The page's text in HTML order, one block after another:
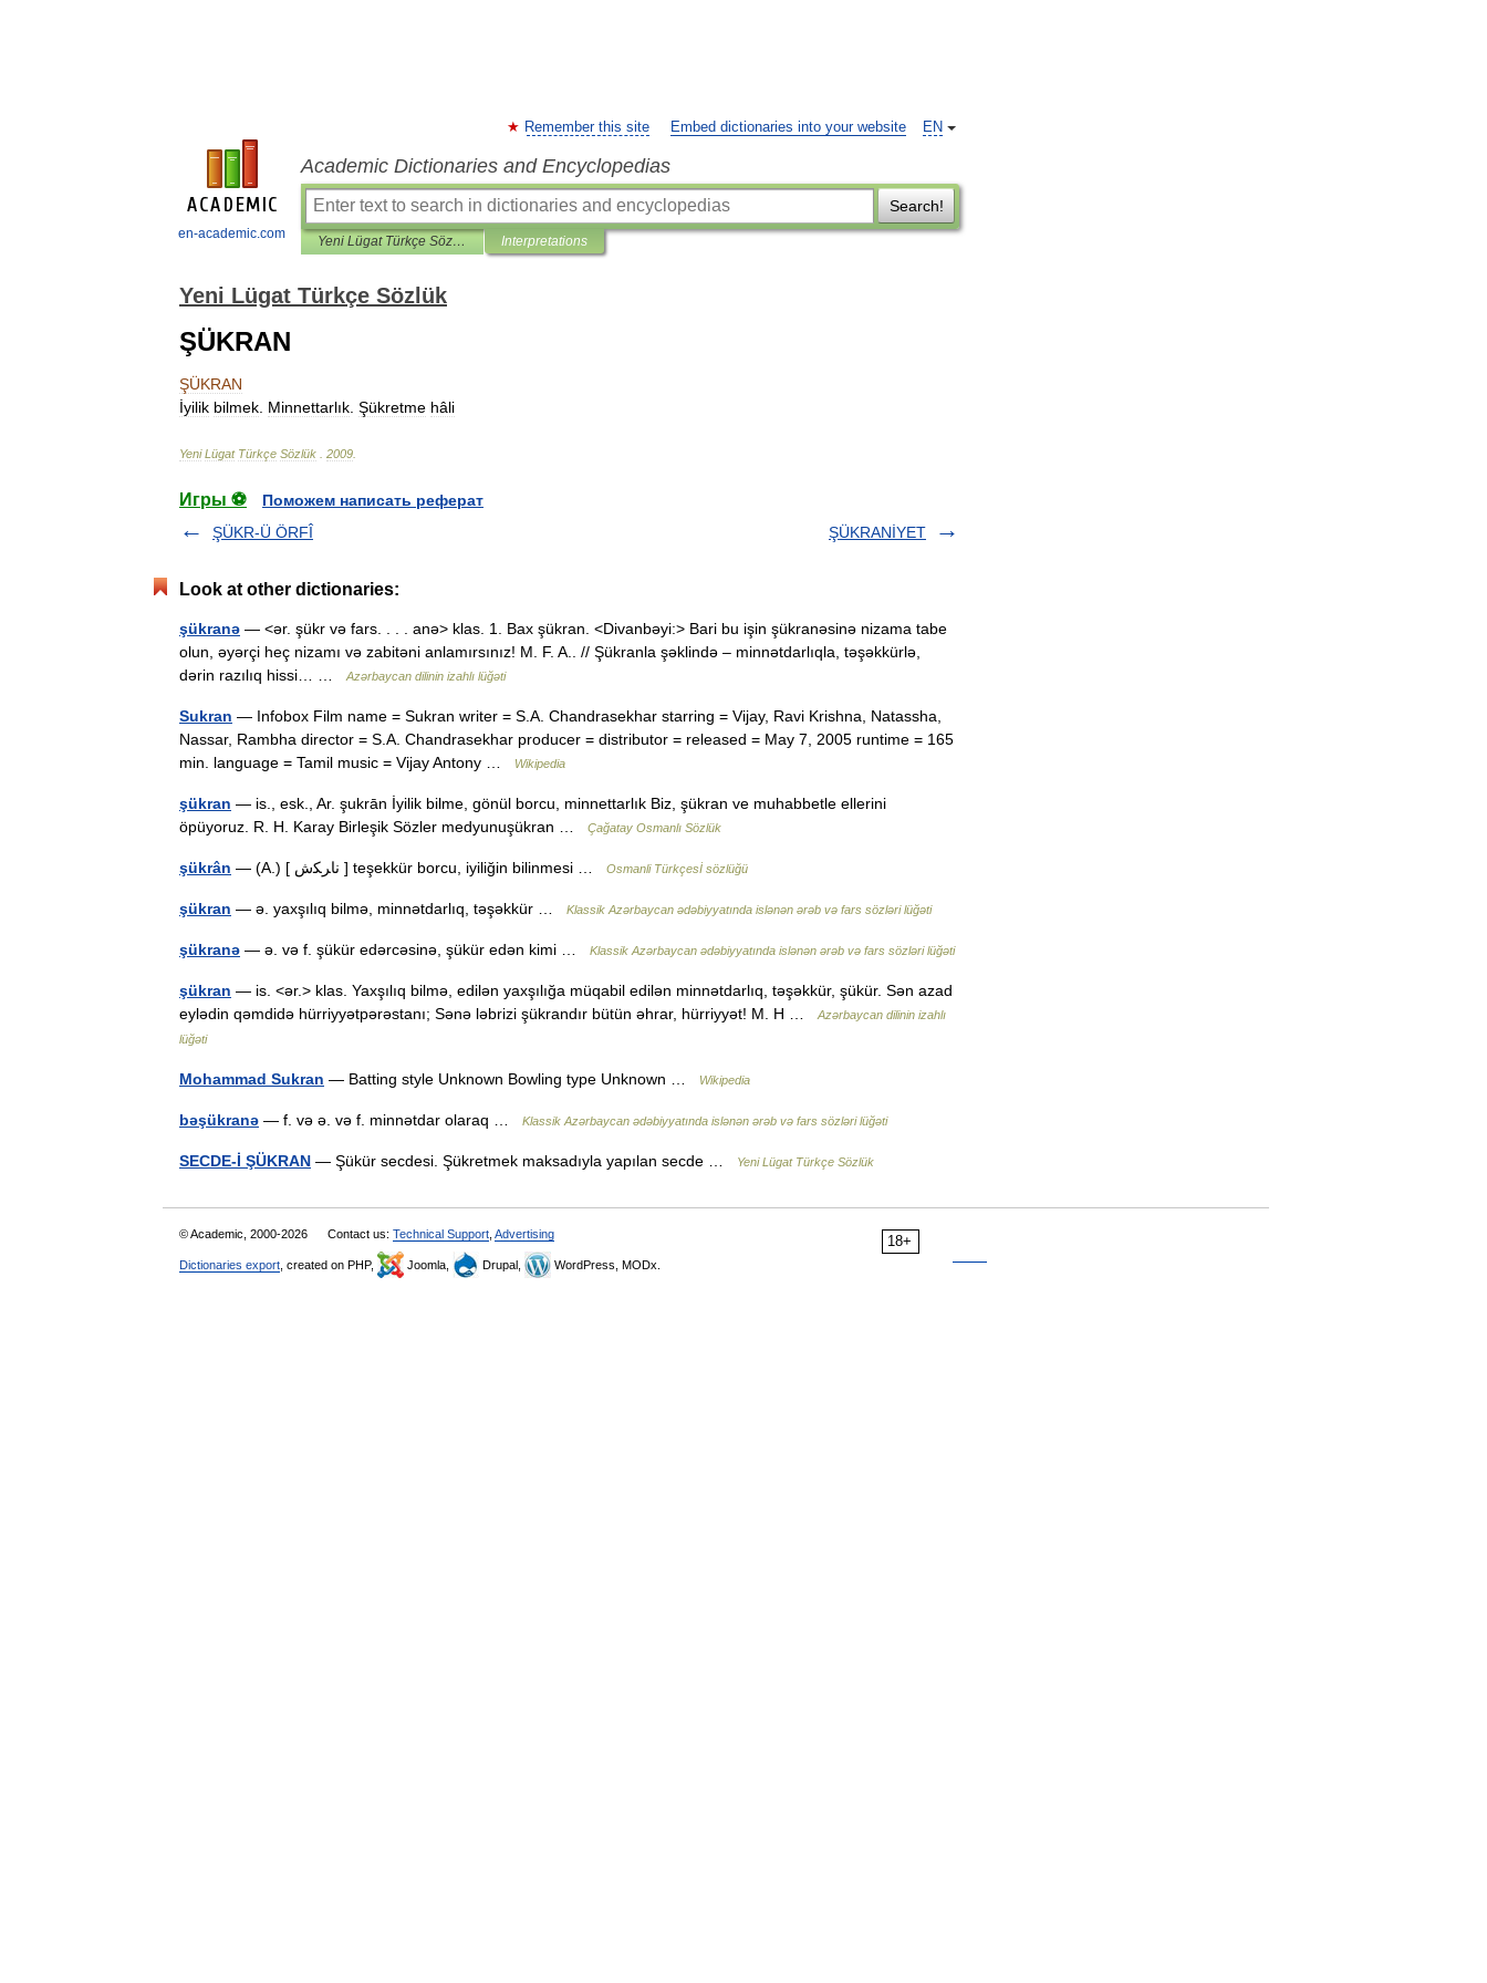
en-academic.com
EN
Remember this site Embed dictionaries into your website
Academic Dictionaries and Encyclopedias
Search!
Yeni Lügat Türkçe Sözlük Interpretations
Yeni Lügat Türkçe Sözlük
ŞÜKRAN
ŞÜKRAN
İyilik bilmek Minnettarlık Şükretme hâli
Yeni Lügat Türkçe Sözlük 2009
Игры ⚽
Поможем написать реферат
ŞÜKR-Ü ÖRFÎ
ŞÜKRANİYET
Look at other dictionaries:
şükranə — <ər. şükr və fars. . . . anə> klas. 1. Bax şükran. <Divanbəyi:> Bari bu işin şükranəsinə nizama tabe
olun, əyərçi heç nizamı və zabitəni anlamırsınız! M. F. A.. // Şükranla şəklində – minnətdarlıqla, təşəkkürlə,
dərin razılıq hissi… …
Azərbaycan dilinin izahlı lüğəti
Sukran — Infobox Film name = Sukran writer = S.A. Chandrasekhar starring = Vijay, Ravi Krishna, Natassha,
Nassar, Rambha director = S.A. Chandrasekhar producer = distributor = released = May 7, 2005 runtime = 165
min. language = Tamil music = Vijay Antony …
Wikipedia
şükran — is., esk., Ar. şukrān İyilik bilme, gönül borcu, minnettarlık Biz, şükran ve muhabbetle ellerini
öpüyoruz. R. H. Karay Birleşik Sözler medyunuşükran …
Çağatay Osmanlı Sözlük
şükrân — (A.) [ ناﺮﮑﺵ ] teşekkür borcu, iyiliğin bilinmesi … Osmanli Türkçesİ sözlüğü
şükran — ə. yaxşılıq bilmə, minnətdarlıq, təşəkkür … Klassik Azərbaycan ədəbiyyatında islənən ərəb və fars sözləri lüğəti
şükranə — ə. və f. şükür edərcəsinə, şükür edən kimi … Klassik Azərbaycan ədəbiyyatında islənən ərəb və fars sözləri lüğəti
şükran — is. <ər.> klas. Yaxşılıq bilmə, edilən yaxşılığa müqabil edilən minnətdarlıq, təşəkkür, şükür. Sən azad
eylədin qəmdidə hürriyyətpərəstanı; Sənə ləbrizi şükrandır bütün əhrar, hürriyyət! M. H …
Azərbaycan dilinin izahlı
lüğəti
Mohammad Sukran — Batting style Unknown Bowling type Unknown … Wikipedia
bəşükranə — f. və ə. və f. minnətdar olaraq … Klassik Azərbaycan ədəbiyyatında islənən ərəb və fars sözləri lüğəti
SECDE-İ ŞÜKRAN — Şükür secdesi. Şükretmek maksadıyla yapılan secde … Yeni Lügat Türkçe Sözlük
18+
© Academic, 2000-2026 Contact us: Technical Support Advertising
Dictionaries export , created on PHP, Joomla, Drupal, WordPress, MODx.